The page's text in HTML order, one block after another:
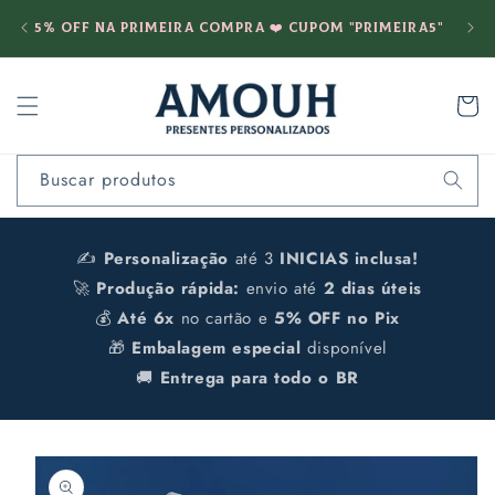
para o
5% OFF na PRIMEIRA COMPRA ❤️ cupom "PRIMEIRA5"
Buscar produtos
✍️ Personalização até 3 INICIAS inclusa!
🚀 Produção rápida: envio até 2 dias úteis
💰Até 6x no cartão e 5% OFF no Pix
🎁 Embalagem especial disponível
🚚 Entrega para todo o BR
informações